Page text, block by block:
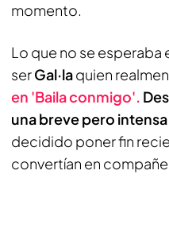
momento.
Lo que no se esperaba
serGal·laquien
en 'Baila conmigo'.
una breve pero
decidido poner fin
convertían en